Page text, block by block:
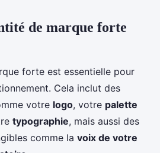
de marque forte
forte est essentielle pour
Cela inclut des
votre logo, votre palette
typographie, mais aussi des
comme la voix de votre